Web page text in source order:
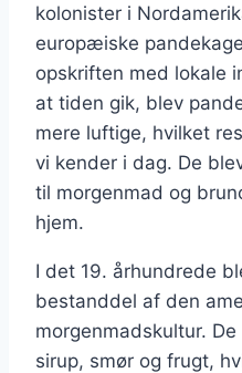
kolonister i
europæiske
opskriften med lokale
at tiden gik, blev
mere luftige, hvilket
vi kender i dag. De
til morgenmad og
hjem.
I det 19. århundrede
bestanddel af den
morgenmadskultur.
sirup, smør og frugt,